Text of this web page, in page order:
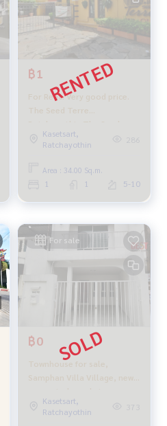
฿1
For Rent. Very good price.
Terrer Ratchayothin is only
10,000 baht per month. BTS
near Major Ratchayothin.
Kasetsart,
Ratchayothin
Area : 34.00 Sq.m.
1 1 5-10
For sale
฿0
Townhouse for sale,
in, Soi Phahon Yothin 52,
near Ying Charoen Market
Kasetsart,
Ratchayothin